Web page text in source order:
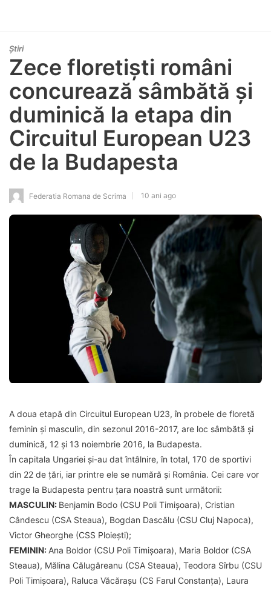
Știri
Zece floretiști români
concurează sâmbătă și
duminică la etapa din
Circuitul European U23
de la Budapesta
Federatia Romana de Scrima 10 ani ago
A doua etapă din Circuitul European U23, în probele de floretă
feminin și masculin, din sezonul 2016-2017, are loc sâmbătă și
duminică, 12 și 13 noiembrie 2016, la Budapesta.
În capitala Ungariei și-au dat întâlnire, în total, 170 de sportivi
din 22 de țări, iar printre ele se numără și România. Cei care vor
trage la Budapesta pentru țara noastră sunt următorii:
MASCULIN: Benjamin Bodo (CSU Poli Timișoara), Cristian
Cândescu (CSA Steaua), Bogdan Dascălu (CSU Cluj Napoca),
Victor Gheorghe (CSS Ploiești);
FEMININ: Ana Boldor (CSU Poli Timișoara), Maria Boldor (CSA
Steaua), Mălina Călugăreanu (CSA Steaua), Teodora Sîrbu (CSU
Poli Timișoara), Raluca Văcărașu (CS Farul Constanța), Laura